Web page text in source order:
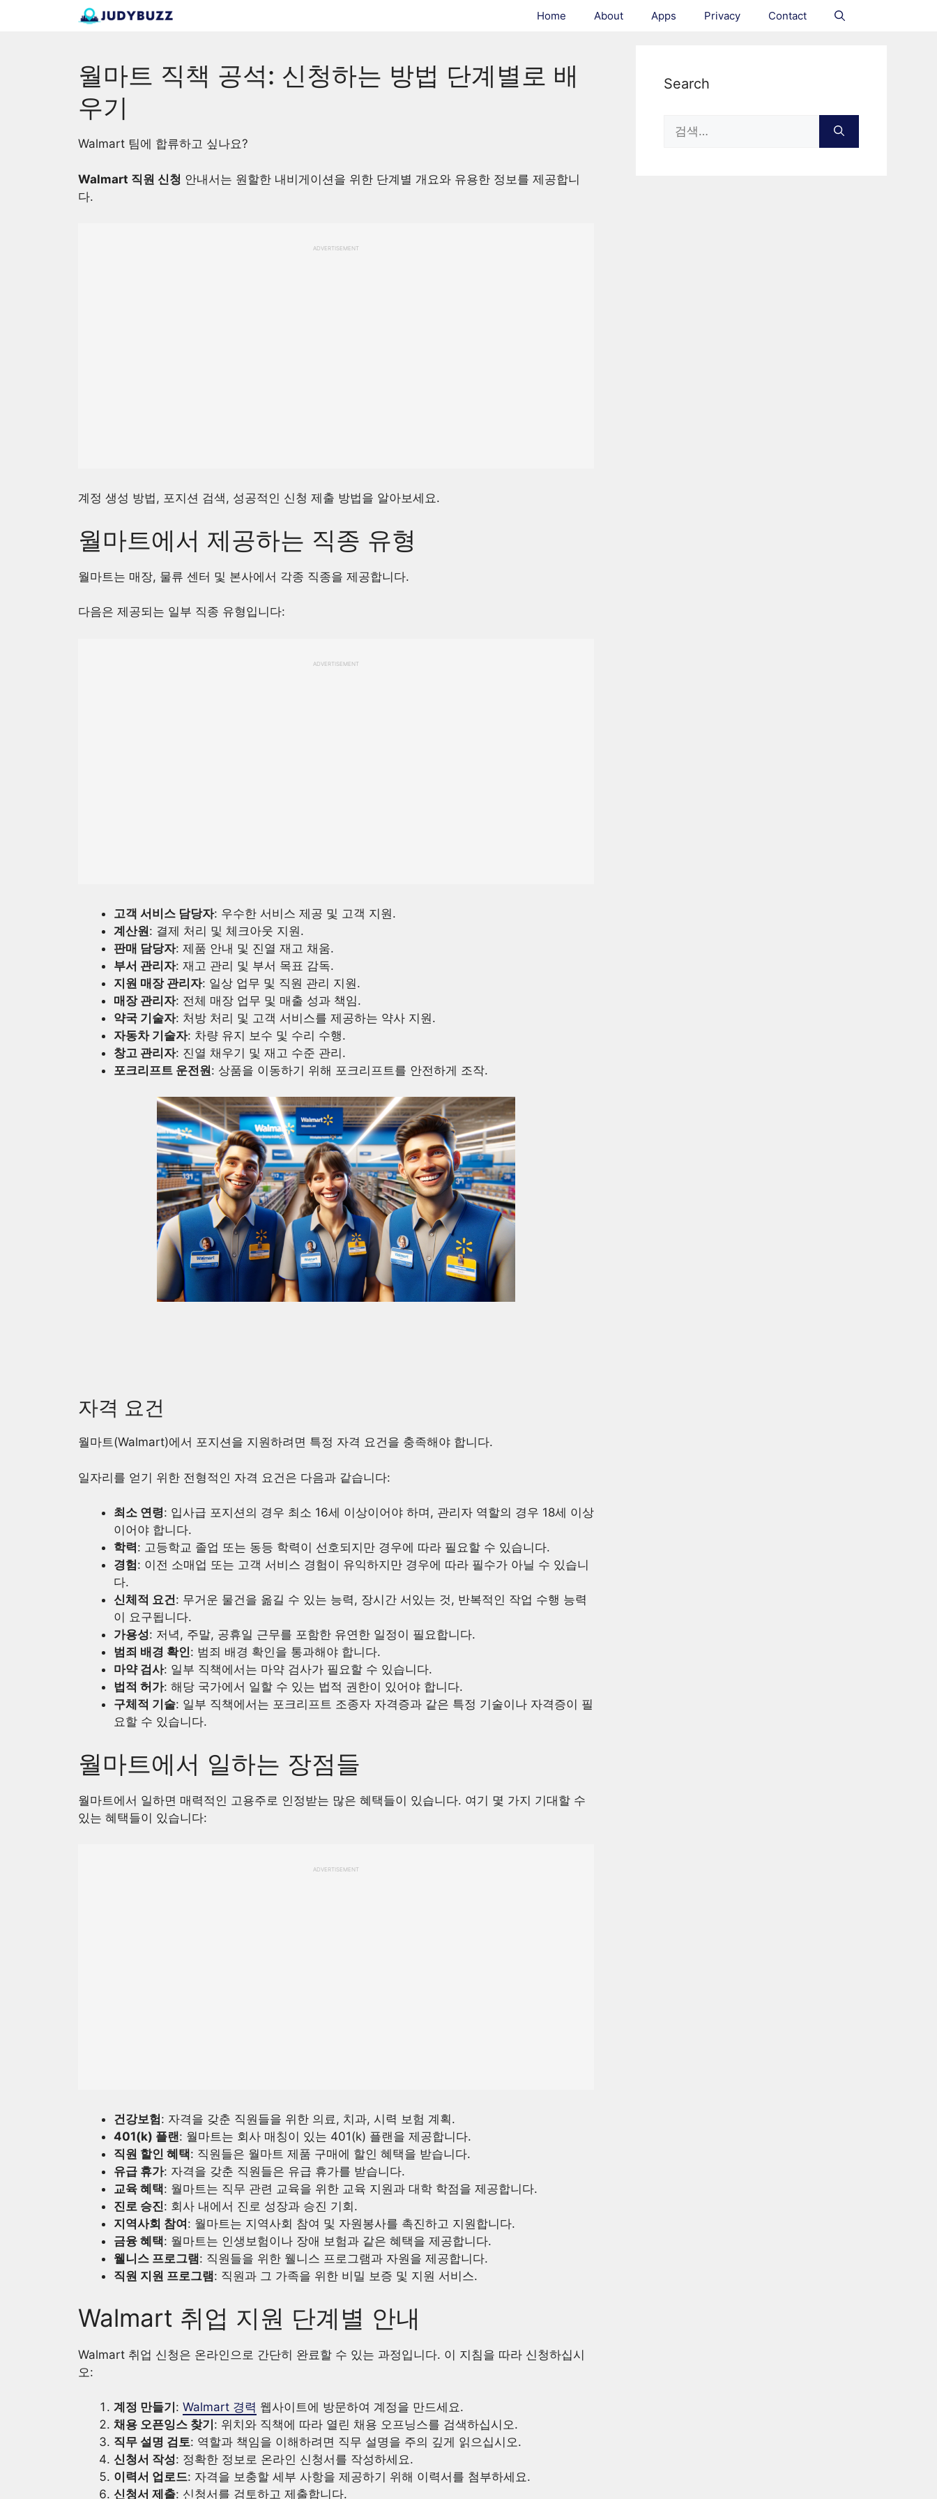
Home About Apps Privacy Contact
월마트 직책 공석: 신청하는 방법 단계별로 배
우기
Walmart 팀에 합류하고 싶나요?
Walmart 직원 신청 안내서는 원할한 내비게이션을 위한 단계별 개요와 유용한 정보를 제공합니
다.
ADVERTISEMENT
계정 생성 방법, 포지션 검색, 성공적인 신청 제출 방법을 알아보세요.
월마트에서 제공하는 직종 유형
월마트는 매장, 물류 센터 및 본사에서 각종 직종을 제공합니다.
다음은 제공되는 일부 직종 유형입니다:
ADVERTISEMENT
고객 서비스 담당자: 우수한 서비스 제공 및 고객 지원.
계산원: 결제 처리 및 체크아웃 지원.
판매 담당자: 제품 안내 및 진열 재고 채움.
부서 관리자: 재고 관리 및 부서 목표 감독.
지원 매장 관리자: 일상 업무 및 직원 관리 지원.
매장 관리자: 전체 매장 업무 및 매출 성과 책임.
약국 기술자: 처방 처리 및 고객 서비스를 제공하는 약사 지원.
자동차 기술자: 차량 유지 보수 및 수리 수행.
창고 관리자: 진열 채우기 및 재고 수준 관리.
포크리프트 운전원: 상품을 이동하기 위해 포크리프트를 안전하게 조작.
자격 요건
월마트(Walmart)에서 포지션을 지원하려면 특정 자격 요건을 충족해야 합니다.
일자리를 얻기 위한 전형적인 자격 요건은 다음과 같습니다:
최소 연령: 입사급 포지션의 경우 최소 16세 이상이어야 하며, 관리자 역할의 경우 18세 이상
이어야 합니다.
학력: 고등학교 졸업 또는 동등 학력이 선호되지만 경우에 따라 필요할 수 있습니다.
경험: 이전 소매업 또는 고객 서비스 경험이 유익하지만 경우에 따라 필수가 아닐 수 있습니
다.
신체적 요건: 무거운 물건을 옮길 수 있는 능력, 장시간 서있는 것, 반복적인 작업 수행 능력
이 요구됩니다.
가용성: 저녁, 주말, 공휴일 근무를 포함한 유연한 일정이 필요합니다.
범죄 배경 확인: 범죄 배경 확인을 통과해야 합니다.
마약 검사: 일부 직책에서는 마약 검사가 필요할 수 있습니다.
법적 허가: 해당 국가에서 일할 수 있는 법적 권한이 있어야 합니다.
구체적 기술: 일부 직책에서는 포크리프트 조종자 자격증과 같은 특정 기술이나 자격증이 필
요할 수 있습니다.
월마트에서 일하는 장점들
월마트에서 일하면 매력적인 고용주로 인정받는 많은 혜택들이 있습니다. 여기 몇 가지 기대할 수
있는 혜택들이 있습니다:
ADVERTISEMENT
건강보험: 자격을 갖춘 직원들을 위한 의료, 치과, 시력 보험 계획.
401(k) 플랜: 월마트는 회사 매칭이 있는 401(k) 플랜을 제공합니다.
직원 할인 혜택: 직원들은 월마트 제품 구매에 할인 혜택을 받습니다.
유급 휴가: 자격을 갖춘 직원들은 유급 휴가를 받습니다.
교육 혜택: 월마트는 직무 관련 교육을 위한 교육 지원과 대학 학점을 제공합니다.
진로 승진: 회사 내에서 진로 성장과 승진 기회.
지역사회 참여 : 월마트는 지역사회 참여 및 자원봉사를 촉진하고 지원합니다.
금융 혜택: 월마트는 인생보험이나 장애 보험과 같은 혜택을 제공합니다.
웰니스 프로그램: 직원들을 위한 웰니스 프로그램과 자원을 제공합니다.
직원 지원 프로그램: 직원과 그 가족을 위한 비밀 보증 및 지원 서비스.
Walmart 취업 지원 단계별 안내
Walmart 취업 신청은 온라인으로 간단히 완료할 수 있는 과정입니다. 이 지침을 따라 신청하십시
오:
계정 만들기 : Walmart 경력 웹사이트에 방문하여 계정을 만드세요.
채용 오픈잉스 찾기 : 위치와 직책에 따라 열린 채용 오프닝스를 검색하십시오.
직무 설명 검토: 역할과 책임을 이해하려면 직무 설명을 주의 깊게 읽으십시오.
신청서 작성: 정확한 정보로 온라인 신청서를 작성하세요.
이력서 업로드: 자격을 보충할 세부 사항을 제공하기 위해 이력서를 첨부하세요.
신청서 제출: 신청서를 검토하고 제출합니다.
Search
Search
for: